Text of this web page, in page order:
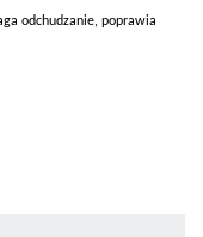
odchudzanie, poprawia